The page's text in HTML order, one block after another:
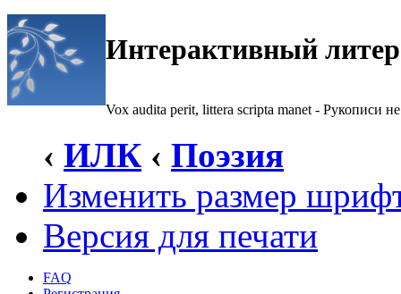
Интерактивный
Vox audita perit, littera scripta manet - Рукописи не
‹ ИЛК ‹ Поэзия
Изменить размер
Версия для печати
FAQ